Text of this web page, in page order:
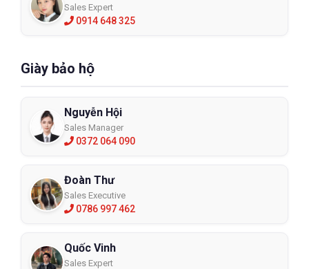
Sales Expert
0914 648 325
Giày bảo hộ
Nguyễn Hội
Sales Manager
0372 064 090
Đoàn Thư
Sales Executive
0786 997 462
Quốc Vinh
Sales Expert